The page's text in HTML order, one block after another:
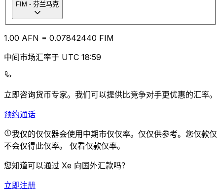
FIM - 芬兰马克
1.00 AFN = 0.07842440 FIM
中间市场汇率于 UTC 18:59
立即咨询货币专家。 我们可以提供比竞争对手更优惠的汇率。
预约通话
我仅的仅仅器会使用中期市仅仅率。仅仅供参考。您仅款仅
不会仅得此仅率。 仅看仅款仅率。
您知道可以通过 Xe 向国外汇款吗？
立即注册